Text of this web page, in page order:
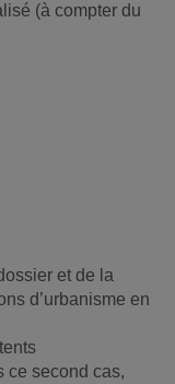
(à compter du
et de la
d’urbanisme en
ce second cas,